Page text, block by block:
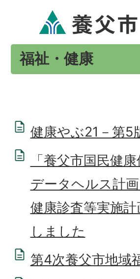
福祉・健康
健康やぶ21－第5
「養父市国民健
データヘルス計
健康診査等実施
しました
第4次養父市地域